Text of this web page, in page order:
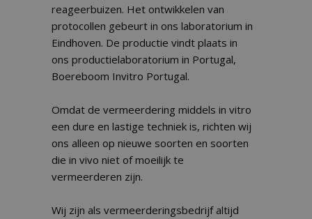
reageerbuizen. Het ontwikkelen van
protocollen gebeurt in ons laboratorium in
Eindhoven. De productie vindt plaats in
ons productielaboratorium in Portugal,
Boereboom Invitro Portugal.
Omdat de vermeerdering middels in vitro
een dure en lastige techniek is, richten wij
ons alleen op nieuwe soorten en soorten
die in vivo niet of moeilijk te
vermeerderen zijn.
Wij zijn als vermeerderingsbedrijf altijd